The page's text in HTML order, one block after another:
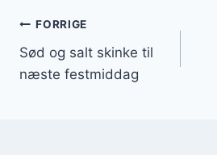
Indlægsnavigation
FORRIGE
Sød og salt skinke til
næste festmiddag